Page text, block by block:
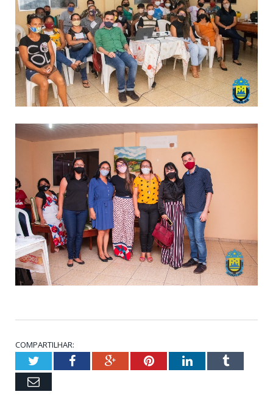
COMPARTILHAR:
TwitterFacebookGoogle+PinterestLinkedInTumblr
Email